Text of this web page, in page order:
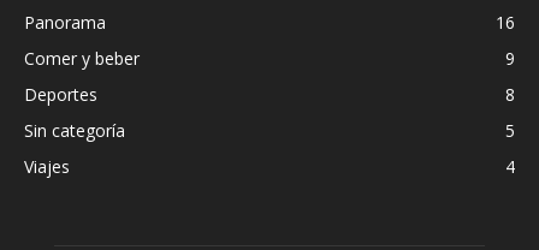
Panorama
16
Comer y beber
9
Deportes
8
Sin categoría
5
Viajes
4